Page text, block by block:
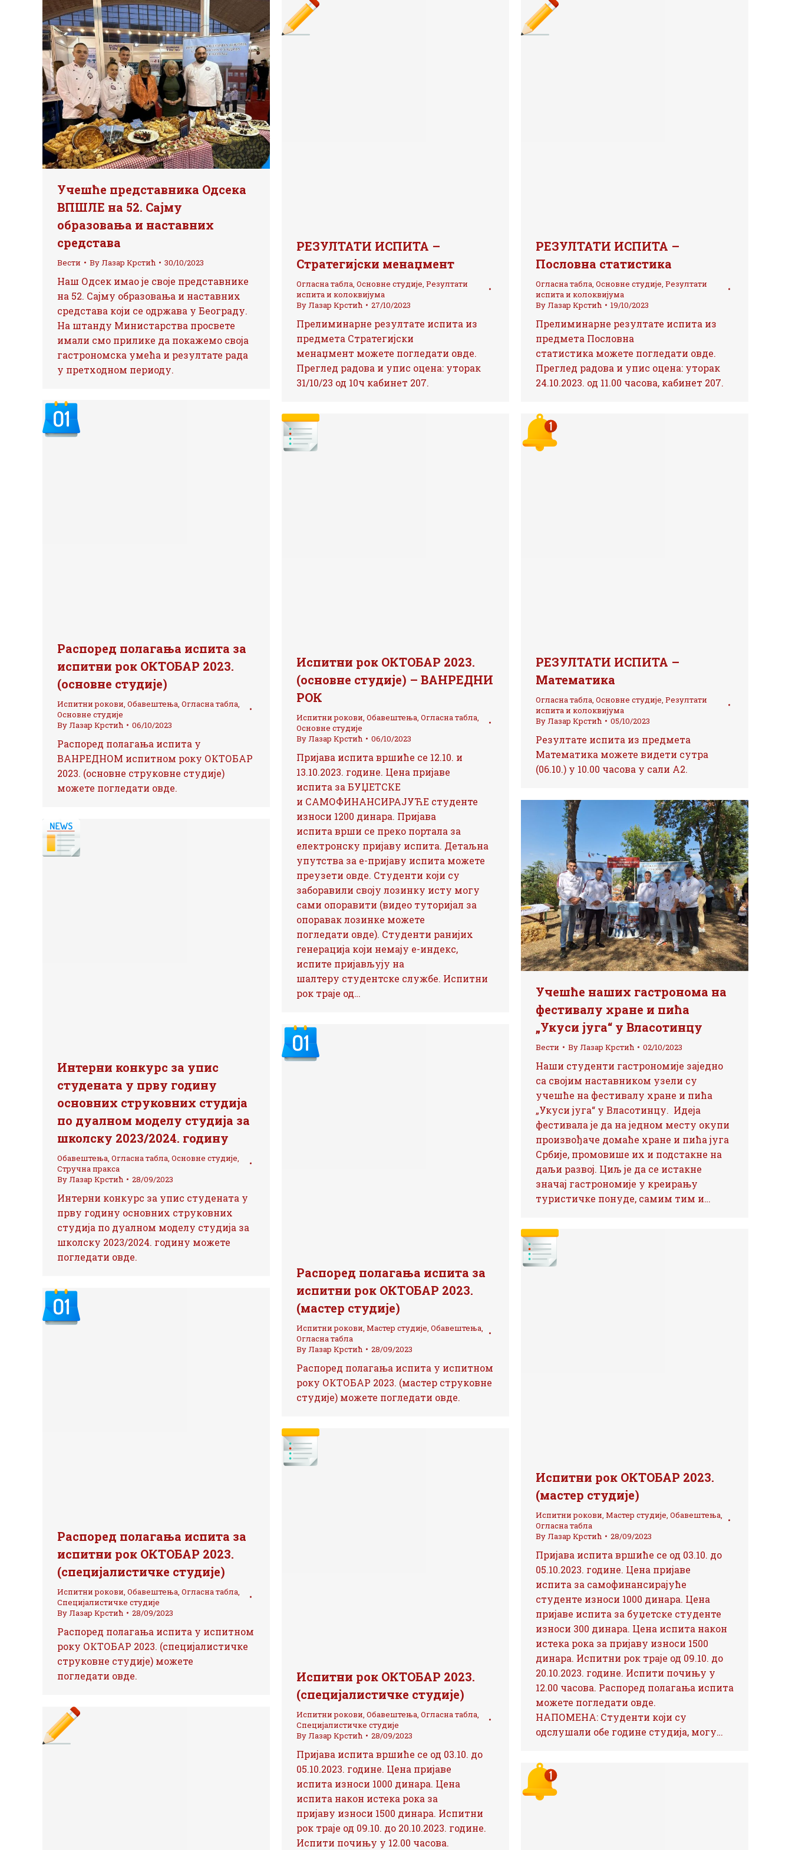
Учешће представника Одсека
ВПШЛЕ на 52. Сајму
образовања и наставних
средстава
Вести ByЛазар Крстић 30/10/2023
Наш Одсек имао је своје представнике
на 52. Сајму образовања и наставних
средстава који се одржава у Београду.
На штанду Министарства просвете
имали смо прилике да покажемо своја
гастрономска умећа и резултате рада
у претходном периоду.
РЕЗУЛТАТИ ИСПИТА –
Стратегијски менаџмент
Огласна табла, Основне студије, Резултати
испита и колоквијума
ByЛазар Крстић 27/10/2023
Прелиминарне резултате испита из
предмета Стратегијски
менаџмент можете погледати овде.
Преглед радова и упис оцена: уторак
31/10/23 од 10ч кабинет 207.
РЕЗУЛТАТИ ИСПИТА –
Пословна статистика
Огласна табла, Основне студије, Резултати
испита и колоквијума
ByЛазар Крстић 19/10/2023
Прелиминарне резултате испита из
предмета Пословна
статистика можете погледати овде.
Преглед радова и упис оцена: уторак
24.10.2023. од 11.00 часова, кабинет 207.
Распоред полагања испита за
испитни рок ОКТОБАР 2023.
(основне студије)
Испитни рокови, Обавештења, Огласна табла,
Основне студије
ByЛазар Крстић 06/10/2023
Распоред полагања испита у
ВАНРЕДНОМ испитном року ОКТОБАР
2023. (основне струковне студије)
можете погледати овде.
Испитни рок ОКТОБАР 2023.
(основне студије) – ВАНРЕДНИ
РОК
Испитни рокови, Обавештења, Огласна табла,
Основне студије
ByЛазар Крстић 06/10/2023
Пријава испита вршиће се 12.10. и
13.10.2023. године. Цена пријаве
испита за БУЏЕТСКЕ
и САМОФИНАНСИРАЈУЋЕ студенте
износи 1200 динара. Пријава
испита врши се преко портала за
електронску пријаву испита. Детаљна
упутства за е-пријаву испита можете
преузети овде. Студенти који су
заборавили своју лозинку исту могу
сами опоравити (видео туторијал за
опоравак лозинке можете
погледати овде). Студенти ранијих
генерација који немају е-индекс,
испите пријављују на
шалтеру студентске службе. Испитни
рок траје од…
РЕЗУЛТАТИ ИСПИТА –
Математика
Огласна табла, Основне студије, Резултати
испита и колоквијума
ByЛазар Крстић 05/10/2023
Резултате испита из предмета
Математика можете видети сутра
(06.10.) у 10.00 часова у сали А2.
Учешће наших гастронома на
фестивалу хране и пића
„Укуси југа“ у Власотинцу
Вести ByЛазар Крстић 02/10/2023
Наши студенти гастрономије заједно
са својим наставником узели су
учешће на фестивалу хране и пића
„Укуси југа“ у Власотинцу. Идеја
фестивала је да на једном месту окупи
произвођаче домаће хране и пића југа
Србије, промовише их и подстакне на
даљи развој. Циљ је да се истакне
значај гастрономије у креирању
туристичке понуде, самим тим и…
Интерни конкурс за упис
студената у прву годину
основних струковних студија
по дуалном моделу студија за
школску 2023/2024. годину
Обавештења, Огласна табла, Основне студије,
Стручна пракса
ByЛазар Крстић 28/09/2023
Интерни конкурс за упис студената у
прву годину основних струковних
студија по дуалном моделу студија за
школску 2023/2024. годину можете
погледати овде.
Распоред полагања испита за
испитни рок ОКТОБАР 2023.
(мастер студије)
Испитни рокови, Мастер студије, Обавештења,
Огласна табла
ByЛазар Крстић 28/09/2023
Распоред полагања испита у испитном
року ОКТОБАР 2023. (мастер струковне
студије) можете погледати овде.
Испитни рок ОКТОБАР 2023.
(мастер студије)
Испитни рокови, Мастер студије, Обавештења,
Огласна табла
ByЛазар Крстић 28/09/2023
Пријава испита вршиће се од 03.10. до
05.10.2023. године. Цена пријаве
испита за самофинансирајуће
студенте износи 1000 динара. Цена
пријаве испита за буџетске студенте
износи 300 динара. Цена испита након
истека рока за пријаву износи 1500
динара. Испитни рок траје од 09.10. до
20.10.2023. године. Испити почињу у
12.00 часова. Распоред полагања испита
можете погледати овде.
НАПОМЕНА: Студенти који су
одслушали обе године студија, могу…
Распоред полагања испита за
испитни рок ОКТОБАР 2023.
(специјалистичке студије)
Испитни рокови, Обавештења, Огласна табла,
Специјалистичке студије
ByЛазар Крстић 28/09/2023
Распоред полагања испита у испитном
року ОКТОБАР 2023. (специјалистичке
струковне студије) можете
погледати овде.
Испитни рок ОКТОБАР 2023.
(специјалистичке студије)
Испитни рокови, Обавештења, Огласна табла,
Специјалистичке студије
ByЛазар Крстић 28/09/2023
Пријава испита вршиће се од 03.10. до
05.10.2023. године. Цена пријаве
испита износи 1000 динара. Цена
испита након истека рока за
пријаву износи 1500 динара. Испитни
рок траје од 09.10. до 20.10.2023. године.
Испити почињу у 12.00 часова.